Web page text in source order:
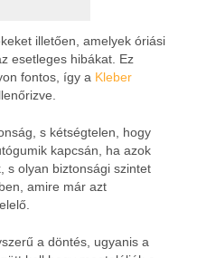
illetően, amelyek óriási
esetleges hibákat. Ez
fontos, így a Kleber
s kétségtelen, hogy
kapcsán, ha azok
s olyan biztonsági szintet
amire már azt
a döntés, ugyanis a